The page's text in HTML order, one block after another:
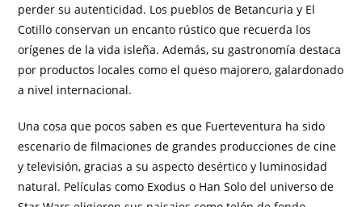
perder su autenticidad. Los pueblos de Betancuria y El
Cotillo conservan un encanto rústico que recuerda los
orígenes de la vida isleña. Además, su gastronomía destaca
por productos locales como el queso majorero, galardonado
a nivel internacional.
Una cosa que pocos saben es que Fuerteventura ha sido
escenario de filmaciones de grandes producciones de cine
y televisión, gracias a su aspecto desértico y luminosidad
natural. Películas como Exodus o Han Solo del universo de